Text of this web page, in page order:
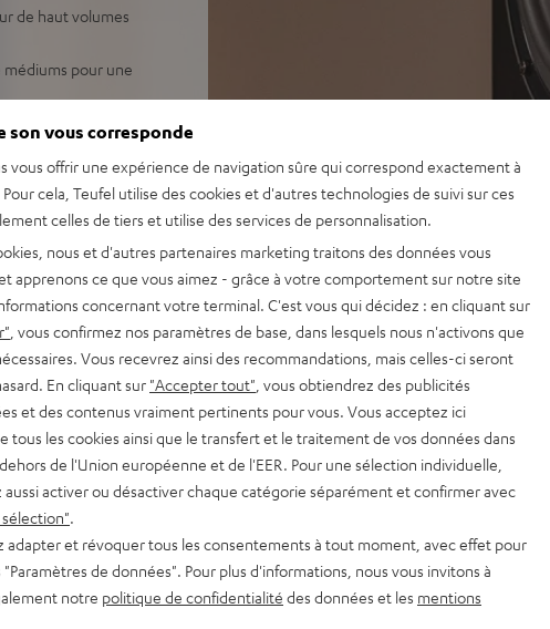
de haut volumes
pour une
détaillée
de support, en
son vous corresponde
vous offrir une expérience de navigation sûre qui correspond exactement à
cela, Teufel utilise des cookies et d'autres technologies de suivi sur ces
celles de tiers et utilise des services de personnalisation.
nous et d'autres partenaires marketing traitons des données vous
apprenons ce que vous aimez - grâce à votre comportement sur notre site
concernant votre terminal. C'est vous qui décidez : en cliquant sur
, vous confirmez nos paramètres de base, dans lesquels nous n'activons que
Vous recevrez ainsi des recommandations, mais celles-ci seront
En cliquant sur "Accepter tout" , vous obtiendrez des publicités
et des contenus vraiment pertinents pour vous. Vous acceptez ici
tous les cookies ainsi que le transfert et le traitement de vos données dans
de l'Union européenne et de l'EER. Pour une sélection individuelle,
aussi activer ou désactiver chaque catégorie séparément et confirmer avec
adapter et révoquer tous les consentements à tout moment, avec effet pour
"Paramètres de données". Pour plus d'informations, nous vous invitons à
notre politique de confidentialité des données et les mentions